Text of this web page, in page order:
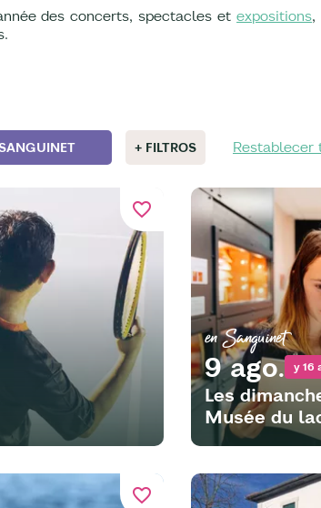
des concerts, spectacles etexpositions,
SANGUINET + FILTROS
favorite_border
en Sanguinet
9 ago. y 16
Les
Musée du
favorite_border